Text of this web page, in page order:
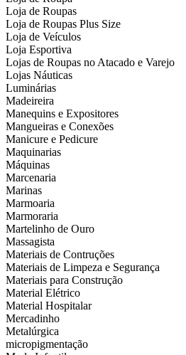
Loja de Roupas
Loja de Roupas Plus Size
Loja de Veículos
Loja Esportiva
Lojas de Roupas no Atacado e Varejo
Lojas Náuticas
Luminárias
Madeireira
Manequins e Expositores
Mangueiras e Conexões
Manicure e Pedicure
Maquinarias
Máquinas
Marcenaria
Marinas
Marmoaria
Marmoraria
Martelinho de Ouro
Massagista
Materiais de Contruções
Materiais de Limpeza e Segurança
Materiais para Construção
Material Elétrico
Material Hospitalar
Mercadinho
Metalúrgica
micropigmentação